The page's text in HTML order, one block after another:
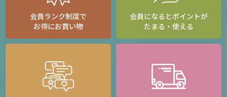
会員ランク制度で
お得にお買い物
会員になるとポイントが
たまる・使える